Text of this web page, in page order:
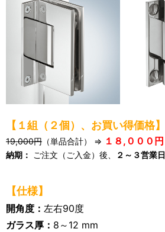
【１組（２個）、お買い得価格】
19,000円 （単品合計） ⇒ １８,０００円
納期： ご注文（ご入金）後、 ２～３営業日
【仕様】
開角度： 左右90度
ガラス厚： 8～12 mm